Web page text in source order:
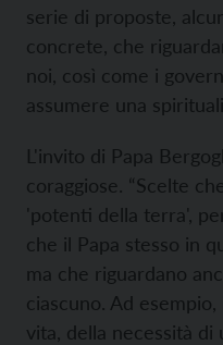
serie di proposte,
concrete, che
noi, così come i
assumere una
L'invito di Papa
coraggiose. “Scelte
'potenti della terra',
che il Papa stesso in
ma che riguardano
ciascuno. Ad
vita, della necessità di